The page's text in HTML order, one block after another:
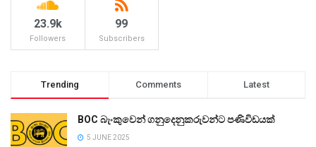
23.9k
Followers
99
Subscribers
Trending Comments Latest
BOC බැංකුවෙන් ගනුදෙනුකරුවන්ට පණිවිඩයක්
5 JUNE 2025